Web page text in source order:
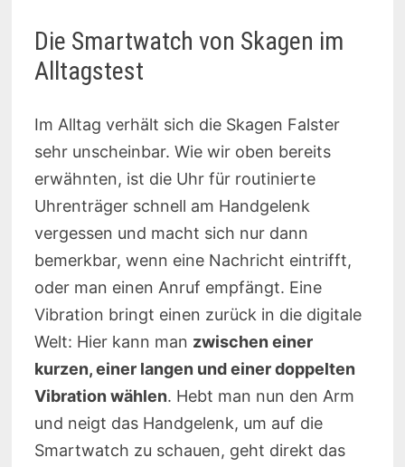
Die Smartwatch von Skagen im
Alltagstest
Im Alltag verhält sich die Skagen Falster
sehr unscheinbar. Wie wir oben bereits
erwähnten, ist die Uhr für routinierte
Uhrenträger schnell am Handgelenk
vergessen und macht sich nur dann
bemerkbar, wenn eine Nachricht eintrifft,
oder man einen Anruf empfängt. Eine
Vibration bringt einen zurück in die digitale
Welt: Hier kann man zwischen einer
kurzen, einer langen und einer doppelten
Vibration wählen. Hebt man nun den Arm
und neigt das Handgelenk, um auf die
Smartwatch zu schauen, geht direkt das